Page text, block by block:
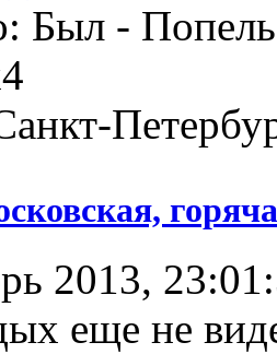
Был -
2013,
еще не